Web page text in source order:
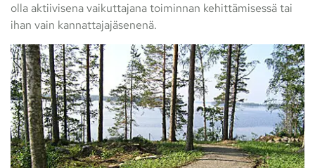
olla aktiivisena vaikuttajana toiminnan kehittämisessä tai
ihan vain kannattajajäsenenä.